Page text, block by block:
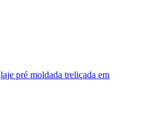
laje pré moldada treliçada em